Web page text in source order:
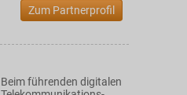
Zum Partnerprofil
Beim führenden digitalen